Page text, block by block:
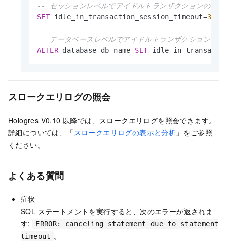
-- セッションレベルでアイドルトランザクションのタイ
SET idle_in_transaction_session_timeout=
-- データベースレベルでアイドルトランザクションのタ
ALTER database db_name SET
スロークエリログの照会
Hologres V0.10 以降では、スロークエリログを照会できます。
詳細については、「スロークエリログの表示と分析 」をご参照
ください。
よくある質問
症状
SQL ステートメントを実行すると、次のエラーが返されま
す:
ERROR: canceling statement due to statement
timeout 。